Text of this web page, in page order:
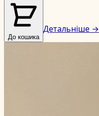
До кошика
Детальніше →